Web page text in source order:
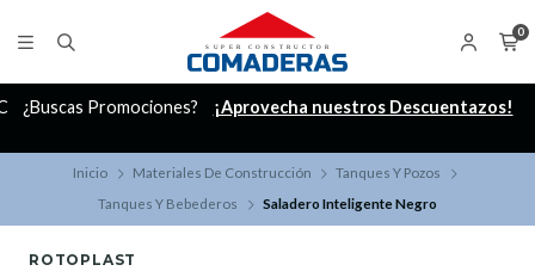
0
¿Buscas Promociones? ¡Aprovecha nuestros Descuentazos!
Inicio Materiales De Construcción
Tanques Y Pozos
Tanques Y Bebederos
Saladero Inteligente Negro
ROTOPLAST